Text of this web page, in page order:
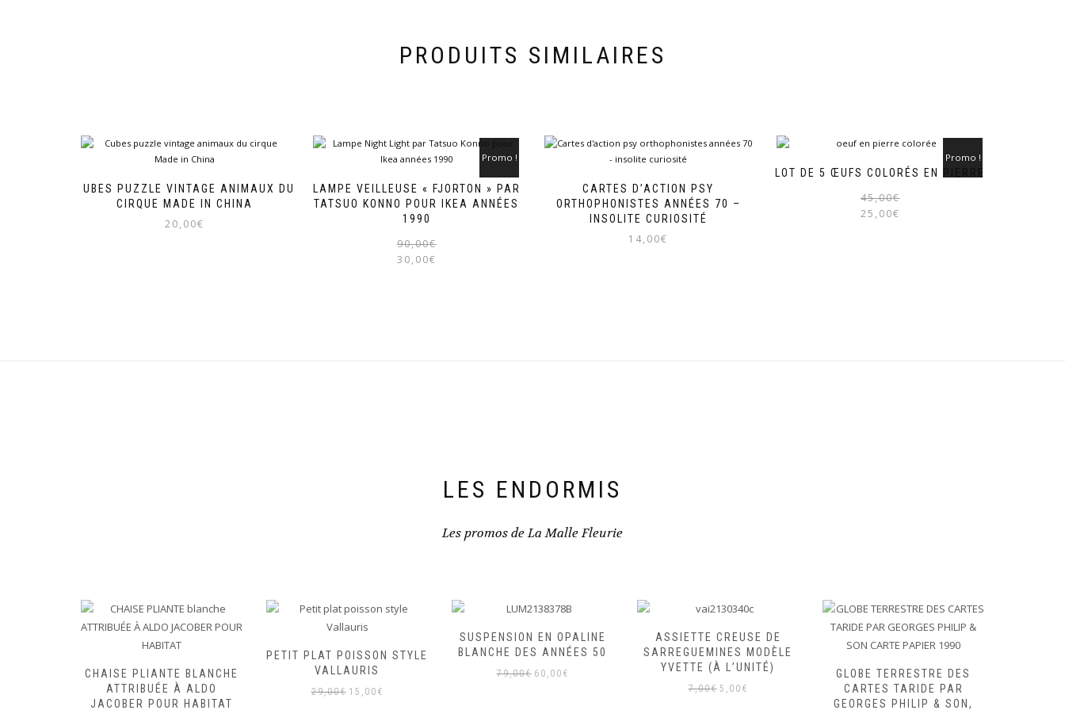
PRODUITS SIMILAIRES
CUBES PUZZLE VINTAGE ANIMAUX DU
CIRQUE MADE IN CHINA
20,00€
LAMPE VEILLEUSE « FJORTON » PAR
TATSUO KONNO POUR IKEA ANNÉES
1990
Promo !
90,00€
30,00€
CARTES D’ACTION PSY
ORTHOPHONISTES ANNÉES 70 –
INSOLITE CURIOSITÉ
14,00€
LOT DE 5 ŒUFS COLORÉS EN PIERRE
Promo !
45,00€
25,00€
LES ENDORMIS
Les promos de La Malle Fleurie
CHAISE PLIANTE BLANCHE
ATTRIBUÉE À ALDO
JACOBER POUR HABITAT
PETIT PLAT POISSON STYLE
VALLAURIS
29,00€ Le
15,00 €
SUSPENSION EN OPALINE
BLANCHE DES ANNÉES 50
79,00€ Le
60,00 €
ASSIETTE CREUSE DE
SARREGUEMINES MODÈLE
YVETTE (À L’UNITÉ)
7,00€ Le
5,00 €
GLOBE TERRESTRE DES
CARTES TARIDE PAR
GEORGES PHILIP & SON,